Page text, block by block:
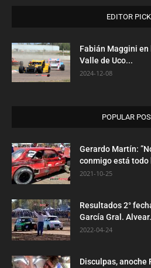
EDITOR
Fabián Maggini
Valle de Uco...
2024-12-08
POPULAR
Gerardo Martín:
conmigo está todo
2021-10-25
Resultados 2°
García Gral.
2022-04-24
Disculpas, anoche